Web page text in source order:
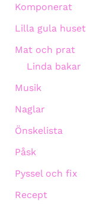
Komponerat
Lilla gula huset
Mat och prat
Linda bakar
Musik
Naglar
Önskelista
Påsk
Pyssel och fix
Recept